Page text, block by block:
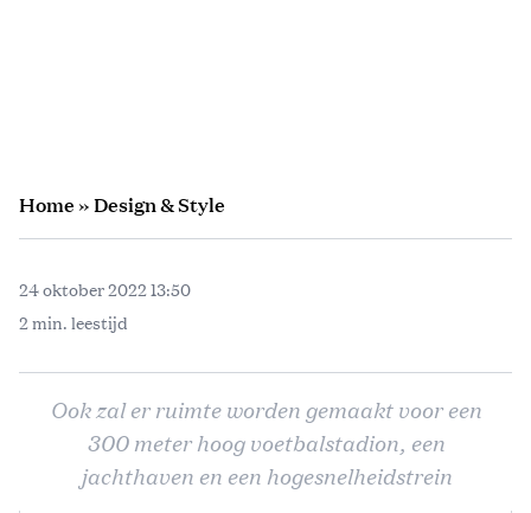
Home»Design & Style
24 oktober 2022 13:50
2 min. leestijd
Ook zal er ruimte worden gemaakt voor een
300 meter hoog voetbalstadion, een
jachthaven en een hogesnelheidstrein